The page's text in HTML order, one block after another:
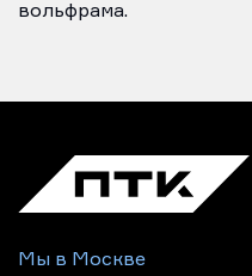
вольфрама.
Мы в Москве